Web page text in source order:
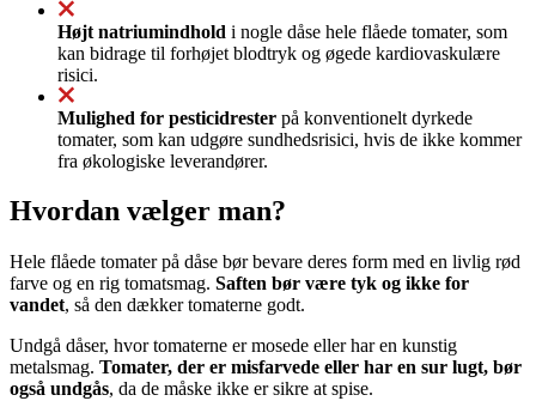
Højt natriumindhold i nogle dåse hele flåede tomater, som
kan bidrage til forhøjet blodtryk og øgede kardiovaskulære
risici.
Mulighed for pesticidrester på konventionelt dyrkede
tomater, som kan udgøre sundhedsrisici, hvis de ikke kommer
fra økologiske leverandører.
Hvordan vælger man?
Hele flåede tomater på dåse bør bevare deres form med en livlig rød
farve og en rig tomatsmag. Saften bør være tyk og ikke for
vandet, så den dækker tomaterne godt.
Undgå dåser, hvor tomaterne er mosede eller har en kunstig
metalsmag. Tomater, der er misfarvede eller har en sur lugt, bør
også undgås, da de måske ikke er sikre at spise.